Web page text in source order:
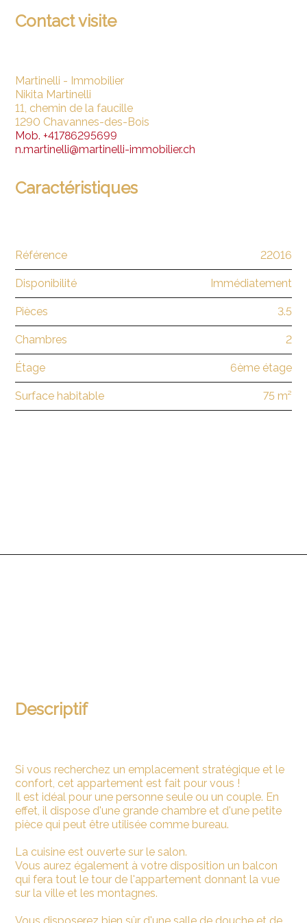
Descriptif
Si vous recherchez un emplacement stratégique et le
confort, cet appartement est fait pour vous !
Il est idéal pour une personne seule ou un couple. En
effet, il dispose d'une grande chambre et d'une petite
pièce qui peut être utilisée comme bureau.
La cuisine est ouverte sur le salon.
Vous aurez également à votre disposition un balcon
qui fera tout le tour de l'appartement donnant la vue
sur la ville et les montagnes.
Vous disposerez bien sûr d'une salle de douche et de
Contact visite
Martinelli - Immobilier
Nikita Martinelli
11, chemin de la faucille
1290 Chavannes-des-Bois
Mob.+41786295699
n.martinelli@martinelli-immobilier.ch
Caractéristiques
Référence 22016
Disponibilité Immédiatement
Pièces 3.5
Chambres 2
Étage 6ème étage
Surface habitable 75 m²